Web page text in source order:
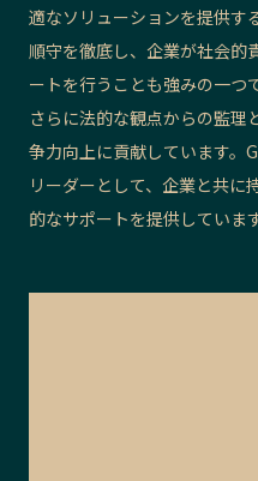
適なソリューションを提供す
順守を徹底し、企業が社会的
ートを行うことも強みの一つ
さらに法的な観点からの監理
争力向上に貢献しています。
リーダーとして、企業と共に
的なサポートを提供しています